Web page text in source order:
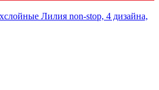
Лилия non-stop, 4 дизайна,